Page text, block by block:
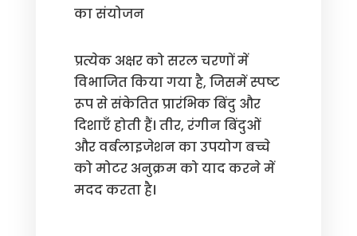
का संयोजन
प्रत्येक अक्षर को सरल चरणों में
विभाजित किया गया है, जिसमें स्पष्ट
रूप से संकेतित प्रारंभिक बिंदु और
दिशाएँ होती हैं। तीर, रंगीन बिंदुओं
और वर्बलाइजेशन का उपयोग बच्चे
को मोटर अनुक्रम को याद करने में
मदद करता है।